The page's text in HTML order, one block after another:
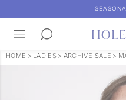
HOME > LADIES > ARCHIVE SALE >